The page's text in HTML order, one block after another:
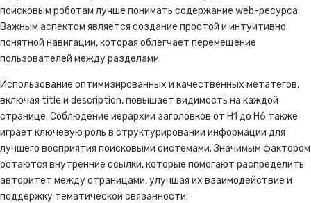
поисковым роботам лучше понимать содержание web-ресурса.
Важным аспектом является создание простой и интуитивно
понятной навигации, которая облегчает перемещение
пользователей между разделами.
Использование оптимизированных и качественных метатегов,
включая title и description, повышает видимость на каждой
странице. Соблюдение иерархии заголовков от H1 до H6 также
играет ключевую роль в структурировании информации для
лучшего восприятия поисковыми системами. Значимым фактором
остаются внутренние ссылки, которые помогают распределить
авторитет между страницами, улучшая их взаимодействие и
поддержку тематической связанности.